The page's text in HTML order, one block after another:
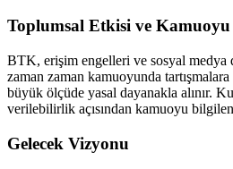
Toplumsal Etkisi ve Kamuoyu
BTK, erişim engelleri ve sosyal medya
zaman zaman kamuoyunda
büyük ölçüde yasal dayanakla alınır.
verilebilirlik açısından kamuoyu
Gelecek Vizyonu